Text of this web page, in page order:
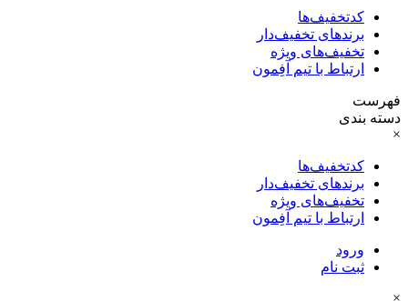
کدتخفیف‌ها
برندهای تخفیف‌دار
تخفیف‌های ویژه
ارتباط با تیم آفِمون
فهرست
دسته بندی
×
کدتخفیف‌ها
برندهای تخفیف‌دار
تخفیف‌های ویژه
ارتباط با تیم آفِمون
ورود
ثبت نام
×